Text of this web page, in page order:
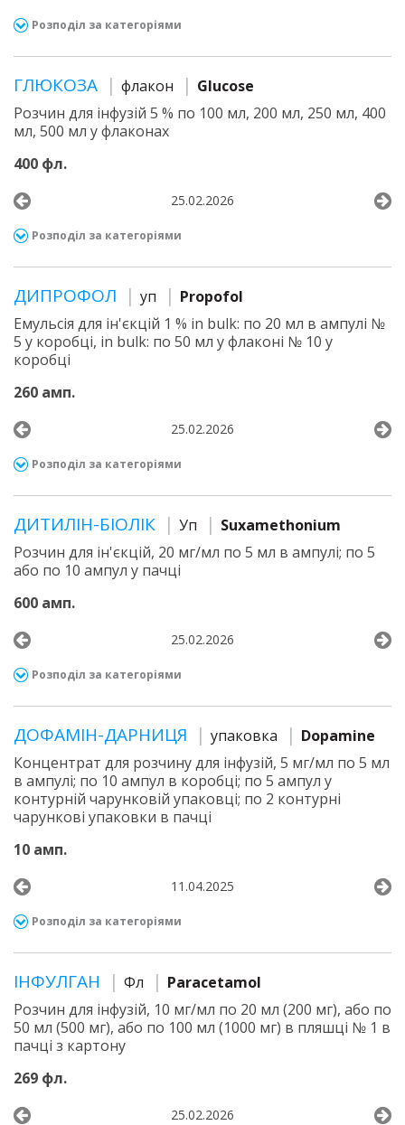
Розподіл за категоріями
ГЛЮКОЗА флакон
Glucose
Розчин для інфузій 5 % по 100 мл, 200 мл, 250 мл, 400
мл, 500 мл у флаконах
400 фл.
25.02.2026
Розподіл за категоріями
ДИПРОФОЛ уп
Propofol
Емульсія для ін'єкцій 1 % in bulk: по 20 мл в ампулі №
5 у коробці, in bulk: по 50 мл у флаконі № 10 у
коробці
260 амп.
25.02.2026
Розподіл за категоріями
ДИТИЛІН-БІОЛІК Уп
Suxamethonium
Розчин для ін'єкцій, 20 мг/мл по 5 мл в ампулі; по 5
або по 10 ампул у пачці
600 амп.
25.02.2026
Розподіл за категоріями
ДОФАМІН-ДАРНИЦЯ упаковка
Dopamine
Концентрат для розчину для інфузій, 5 мг/мл по 5 мл
в ампулі; по 10 ампул в коробці; по 5 ампул у
контурній чарунковій упаковці; по 2 контурні
чарункові упаковки в пачці
10 амп.
11.04.2025
Розподіл за категоріями
ІНФУЛГАН Фл
Paracetamol
Розчин для інфузій, 10 мг/мл по 20 мл (200 мг), або по
50 мл (500 мг), або по 100 мл (1000 мг) в пляшці № 1 в
пачці з картону
269 фл.
25.02.2026